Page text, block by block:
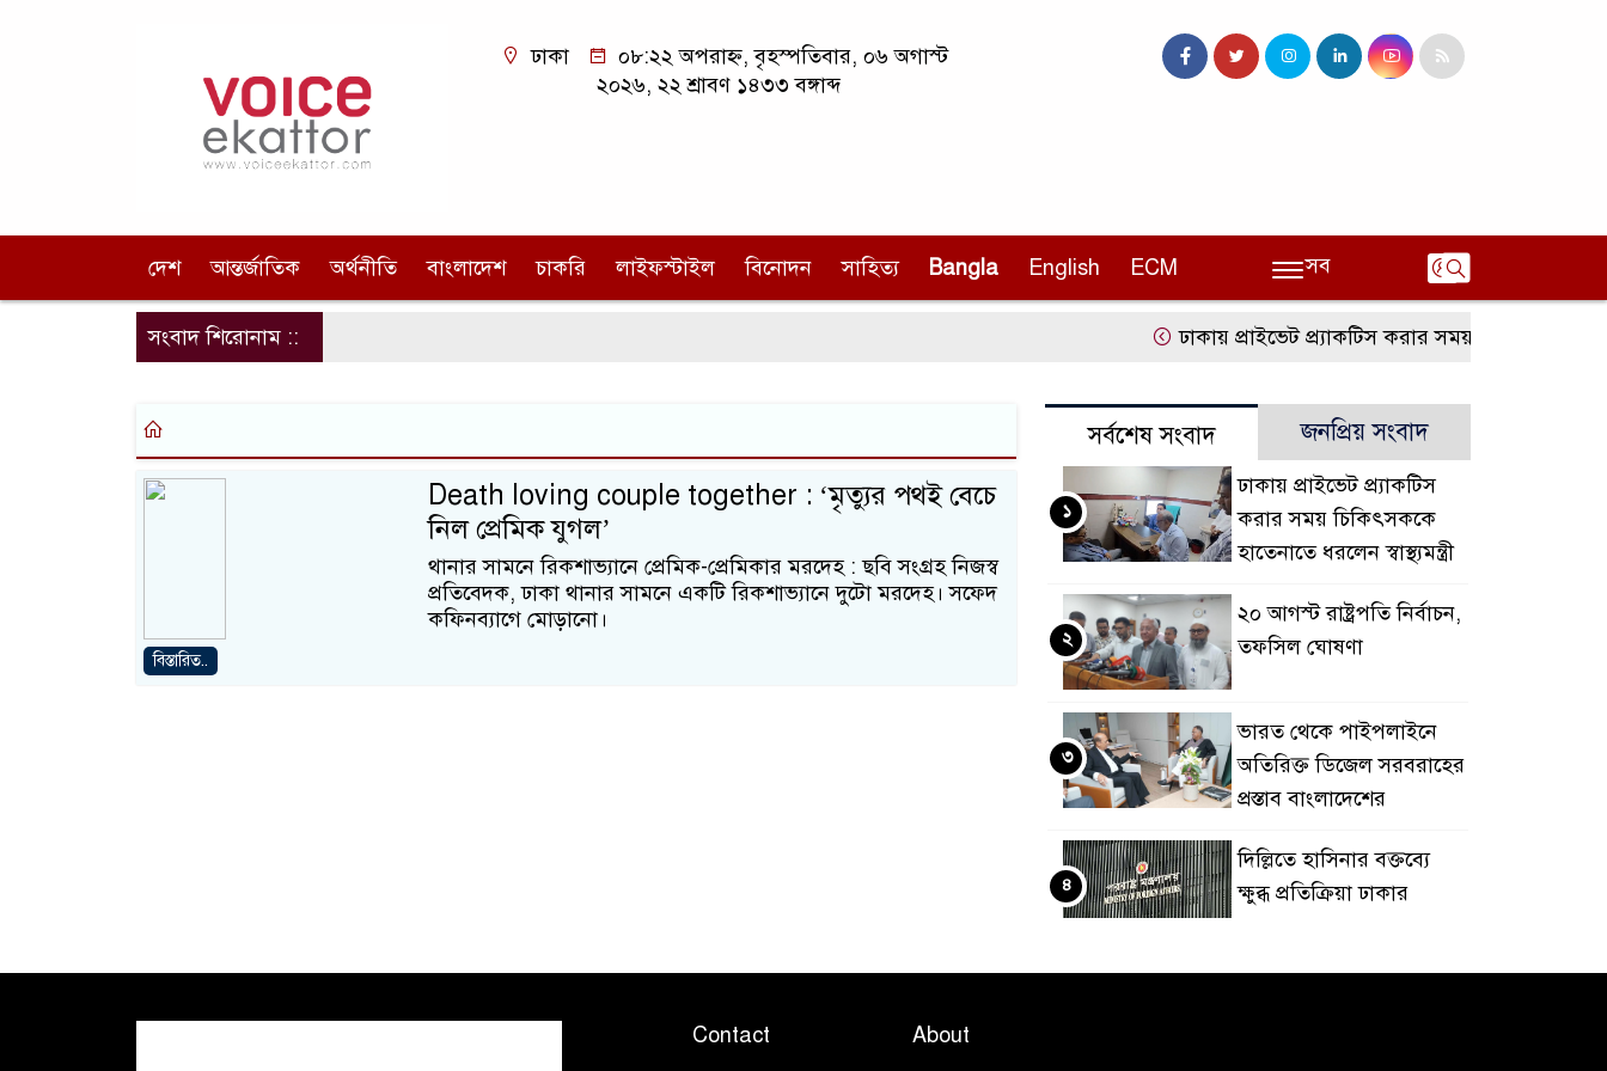
ঢাকা
০৮:২২ অপরাহ্ন, বৃহস্পতিবার, ০৬ অগাস্ট
২০২৬, ২২ শ্রাবণ ১৪৩৩ বঙ্গাব্দ
দেশ আন্তর্জাতিক অর্থনীতি বাংলাদেশ চাকরি লাইফস্টাইল বিনোদন সাহিত্য Bangla English ECM সব
সংবাদ শিরোনাম :: ঢাকায় প্রাইভেট প্র্যাকটিস করার সময় চিকিৎসককে
Death loving couple together : ‘মৃত্যুর পথই বেচে
নিল প্রেমিক যুগল’
থানার সামনে রিকশাভ্যানে প্রেমিক-প্রেমিকার মরদেহ : ছবি সংগ্রহ নিজস্ব
প্রতিবেদক, ঢাকা থানার সামনে একটি রিকশাভ্যানে দুটো মরদেহ। সফেদ
কফিনব্যাগে মোড়ানো।
বিস্তারিত..
সর্বশেষ সংবাদ জনপ্রিয় সংবাদ
ঢাকায় প্রাইভেট প্র্যাকটিস
করার সময় চিকিৎসককে
হাতেনাতে ধরলেন স্বাস্থ্যমন্ত্রী
১
২০ আগস্ট রাষ্ট্রপতি নির্বাচন,
তফসিল ঘোষণা
২
ভারত থেকে পাইপলাইনে
অতিরিক্ত ডিজেল সরবরাহের
প্রস্তাব বাংলাদেশের
৩
দিল্লিতে হাসিনার বক্তব্যে
ক্ষুব্ধ প্রতিক্রিয়া ঢাকার
৪
বিপৎসীমার ওপরে তিস্তা
Contact About